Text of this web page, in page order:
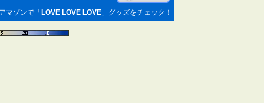
アマゾンで「 LOVE LOVE LOVE 」グッズをチェック！